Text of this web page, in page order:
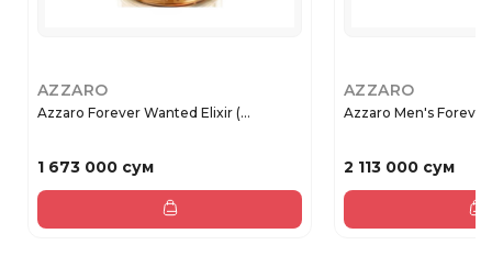
AZZARO
Azzaro Forever Wanted Elixir (...
1 673 000 сум
AZZARO
Azzaro Men's Forever
2 113 000 сум